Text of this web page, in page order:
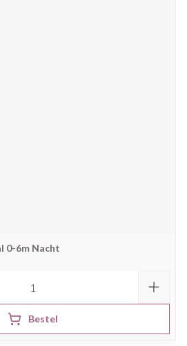
0-6m Nacht
Bestel